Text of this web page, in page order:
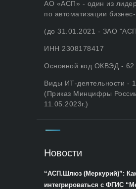
АО «АСП» - один из
по автоматизации
(до 31.01.2021 - ЗАО
ИНН 2308178417
Основной код ОКВЭД -
Виды ИТ-деятельности -
(Приказ Минцифры
11.05.2023г.)
Новости
“АСП.Шлюз (Меркурий)”:
интегрироваться с ФГИС